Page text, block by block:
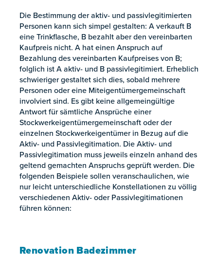
Die Bestimmung der aktiv- und passivlegitimierten
Personen kann sich simpel gestalten: A verkauft B
eine Trinkflasche, B bezahlt aber den vereinbarten
Kaufpreis nicht. A hat einen Anspruch auf
Bezahlung des vereinbarten Kaufpreises von B;
folglich ist A aktiv- und B passivlegitimiert. Erheblich
schwieriger gestaltet sich dies, sobald mehrere
Personen oder eine Miteigentümergemeinschaft
involviert sind. Es gibt keine allgemeingültige
Antwort für sämtliche Ansprüche einer
Stockwerkeigentümergemeinschaft oder der
einzelnen Stockwerkeigentümer in Bezug auf die
Aktiv- und Passivlegitimation. Die Aktiv- und
Passivlegitimation muss jeweils einzeln anhand des
geltend gemachten Anspruchs geprüft werden. Die
folgenden Beispiele sollen veranschaulichen, wie
nur leicht unterschiedliche Konstellationen zu völlig
verschiedenen Aktiv- oder Passivlegitimationen
führen können:
Renovation Badezimmer